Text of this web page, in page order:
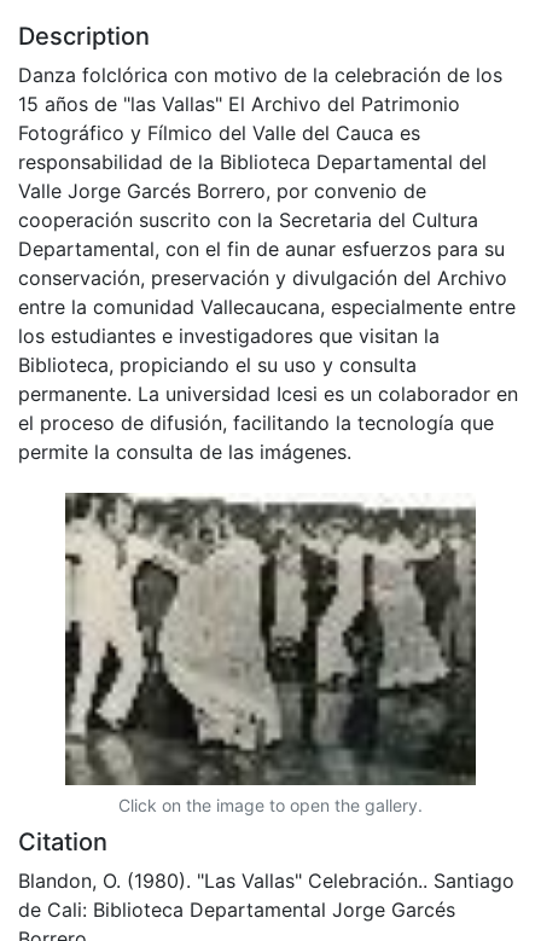
Description
Danza folclórica con motivo de la celebración de los
15 años de "las Vallas" El Archivo del Patrimonio
Fotográfico y Fílmico del Valle del Cauca es
responsabilidad de la Biblioteca Departamental del
Valle Jorge Garcés Borrero, por convenio de
cooperación suscrito con la Secretaria del Cultura
Departamental, con el fin de aunar esfuerzos para su
conservación, preservación y divulgación del Archivo
entre la comunidad Vallecaucana, especialmente entre
los estudiantes e investigadores que visitan la
Biblioteca, propiciando el su uso y consulta
permanente. La universidad Icesi es un colaborador en
el proceso de difusión, facilitando la tecnología que
permite la consulta de las imágenes.
Click on the image to open the gallery.
Citation
Blandon, O. (1980). "Las Vallas" Celebración.. Santiago
de Cali: Biblioteca Departamental Jorge Garcés